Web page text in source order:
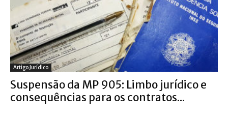
Artigo Jurídico
Suspensão da MP 905: Limbo jurídico e
consequências para os contratos...